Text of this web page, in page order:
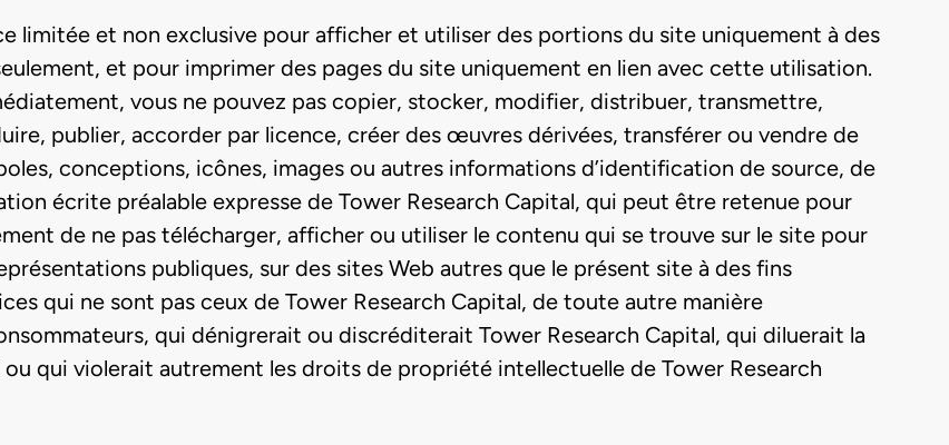
limitée et non exclusive pour afficher et utiliser des portions du site uniquement à des
et pour imprimer des pages du site uniquement en lien avec cette utilisation.
vous ne pouvez pas copier, stocker, modifier, distribuer, transmettre,
publier, accorder par licence, créer des œuvres dérivées, transférer ou vendre de
conceptions, icônes, images ou autres informations d’identification de source, de
écrite préalable expresse de Tower Research Capital, qui peut être retenue pour
de ne pas télécharger, afficher ou utiliser le contenu qui se trouve sur le site pour
publiques, sur des sites Web autres que le présent site à des fins
qui ne sont pas ceux de Tower Research Capital, de toute autre manière
qui dénigrerait ou discréditerait Tower Research Capital, qui diluerait la
qui violerait autrement les droits de propriété intellectuelle de Tower Research